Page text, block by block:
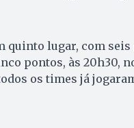
quinto lugar, com
pontos, às 20h30,
os times já